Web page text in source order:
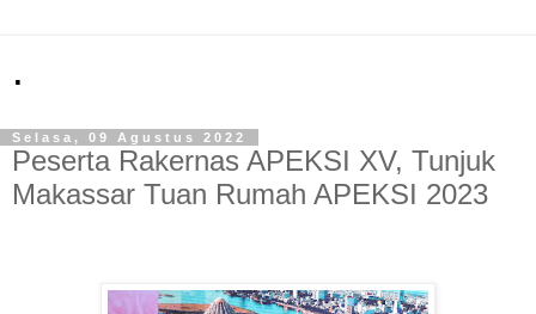
.
Selasa, 09 Agustus 2022
Peserta Rakernas APEKSI XV, Tunjuk
Makassar Tuan Rumah APEKSI 2023